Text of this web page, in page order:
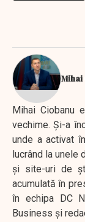
Mihai
Mihai Ciobanu
vechime. Şi-a
unde a activat
lucrând la unele
şi site-uri de
acumulată în
în echipa DC
Business şi